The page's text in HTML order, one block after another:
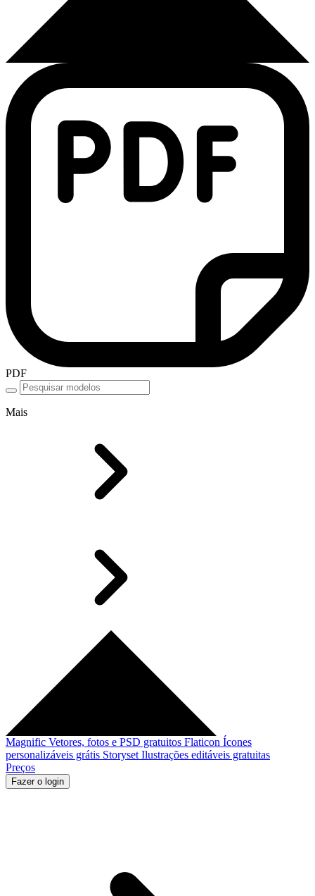
PDF
Mais
Magnific Vetores, fotos e PSD gratuitos Flaticon Ícones
personalizáveis grátis Storyset Ilustrações editáveis gratuitas
Preços
Fazer o login